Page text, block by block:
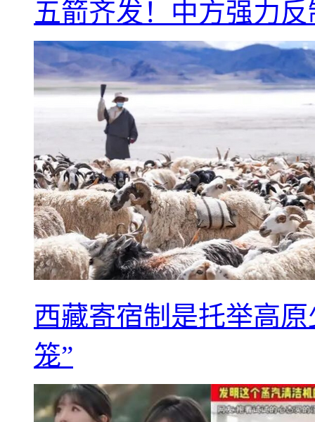
五箭齐发！中方强力
西藏寄宿制是托举高
笼”